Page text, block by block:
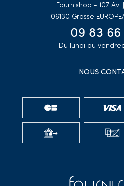
Fournishop - 107
06130 Grasse
09 83 66
Du lundi au
NOUS